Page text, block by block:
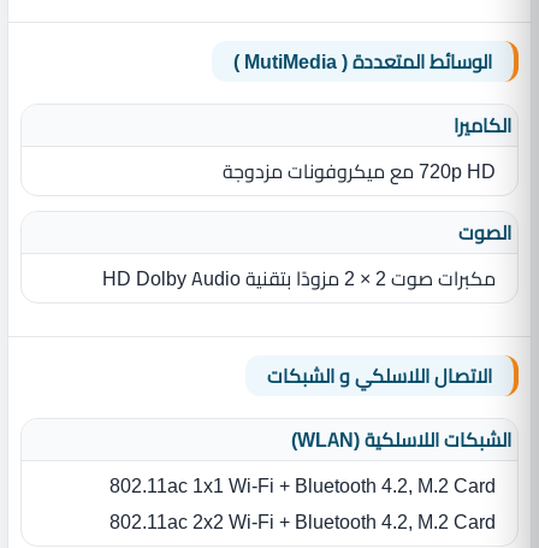
الوسائط المتعددة ( MutiMedia )
الكاميرا
720p HD مع ميكروفونات مزدوجة
الصوت
مكبرات صوت 2 × 2 مزودًا بتقنية HD Dolby Audio
الاتصال اللاسلكي و الشبكات
الشبكات اللاسلكية (WLAN)
802.11ac 1x1 Wi-Fi + Bluetooth 4.2, M.2 Card
802.11ac 2x2 Wi-Fi + Bluetooth 4.2, M.2 Card